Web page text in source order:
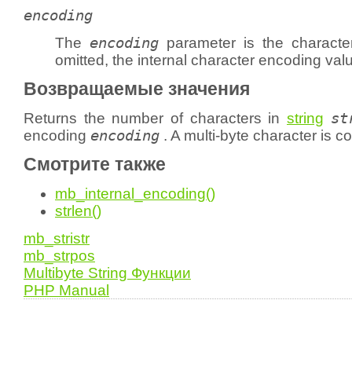
encoding
The encoding parameter is the
omitted, the internal character encoding
Возвращаемые значения
Returns the number of characters in string
encoding encoding . A multi-byte character is
Смотрите также
mb_internal_encoding()
strlen()
mb_stristr
mb_strpos
Multibyte String Функции
PHP Manual